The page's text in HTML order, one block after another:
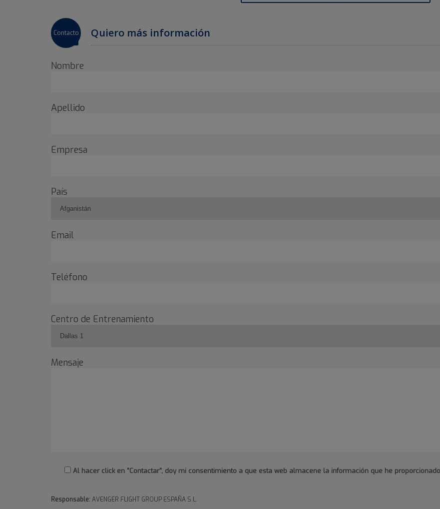
Contacto Quiero más información
Nombre
Apellido
Empresa
País
Email
Teléfono
Centro de Entrenamiento
Mensaje
Al hacer click en "Contactar", doy mi consentimiento a que esta web almacene la información que he
Responsable:AVENGER FLIGHT GROUP ESPAÑA S.L.